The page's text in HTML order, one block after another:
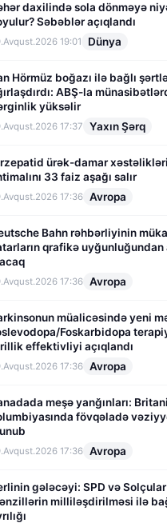
daxilində sola dönməyə
Səbəblər açıqlandı
19:01 Dünya
Hörmüz boğazı ilə bağlı
ABŞ-la
yüksəlir
17:37 Yaxın Şərq
ürək-damar
33 faiz aşağı salır
17:36 Avropa
Bahn rəhbərliyinin
qrafikə uyğunluğundan
17:36 Avropa
müalicəsində yeni
Foskarbidopa
effektivliyi açıqlandı
17:36 Avropa
meşə yanğınları:
fövqəladə
17:36 Avropa
gələcəyi: SPD və Solçular
milliləşdirilməsi ilə